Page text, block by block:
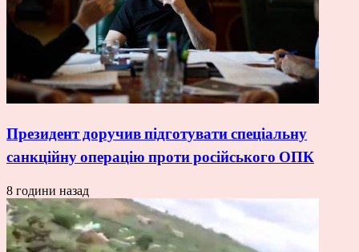
Президент доручив підготувати спеціальну
санкційну операцію проти російського ОПК
8 години назад